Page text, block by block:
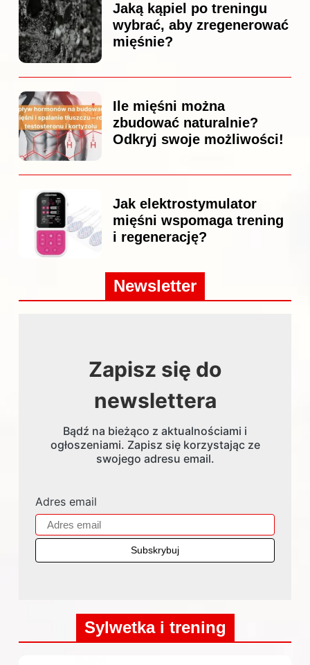
Jaką kąpiel po treningu
wybrać, aby zregenerować
mięśnie?
Ile mięśni można
zbudować naturalnie?
Odkryj swoje możliwości!
Jak elektrostymulator
mięśni wspomaga trening
i regenerację?
Newsletter
Zapisz się do
newslettera
Bądź na bieżąco z aktualnościami i
ogłoszeniami. Zapisz się korzystając ze
swojego adresu email.
Adres email
Sylwetka i trening